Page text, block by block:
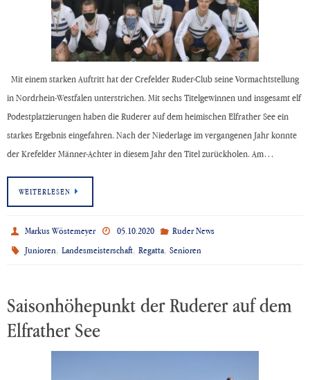
Mit einem starken Auftritt hat der Crefelder Ruder-Club seine Vormachtstellung
in Nordrhein-Westfalen unterstrichen. Mit sechs Titelgewinnen und insgesamt elf
Podestplatzierungen haben die Ruderer auf dem heimischen Elfrather See ein
starkes Ergebnis eingefahren. Nach der Niederlage im vergangenen Jahr konnte
der Krefelder Männer-Achter in diesem Jahr den Titel zurückholen. Am…
WEITERLESEN
Markus Wöstemeyer 05.10.2020
Ruder News
Junioren,Landesmeisterschaft,Regatta,Senioren
Saisonhöhepunkt der Ruderer auf dem
Elfrather See